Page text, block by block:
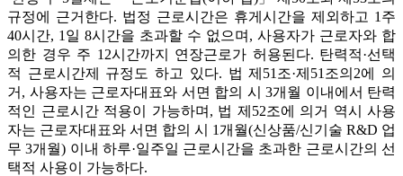
규정에 근거한다. 법정 근로시간은 휴게시간을 제외하고 1주
40시간, 1일 8시간을 초과할 수 없으며, 사용자가 근로자와 합
의한 경우 주 12시간까지 연장근로가 허용된다. 탄력적·선택
적 근로시간제 규정도 하고 있다. 법 제51조·제51조의2에 의
거, 사용자는 근로자대표와 서면 합의 시 3개월 이내에서 탄력
적인 근로시간 적용이 가능하며, 법 제52조에 의거 역시 사용
자는 근로자대표와 서면 합의 시 1개월(신상품/신기술 R&D 업
무 3개월) 이내 하루·일주일 근로시간을 초과한 근로시간의 선
택적 사용이 가능하다.